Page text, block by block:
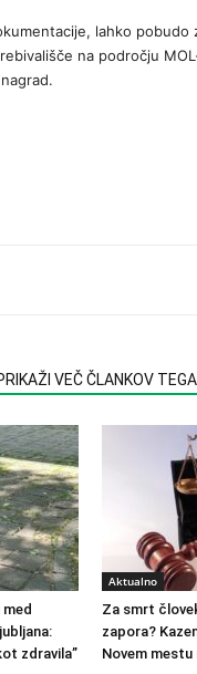
lahko
na področju
VEČ ČLANKOV
zdravila”
Aktualno
Za smrt
zapora?
Novem